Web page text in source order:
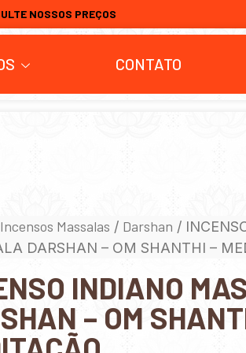
NOSSOS PREÇOS
CONTATO
Incensos Massalas / Darshan /
DARSHAN – OM SHANTHI –
INDIANO
– OM